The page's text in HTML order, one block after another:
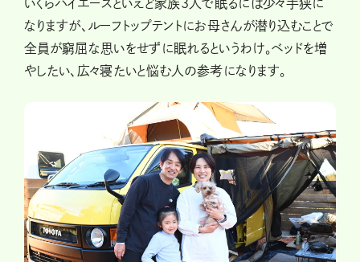
いくらハイエースといえど家族3人で眠るには少々手狭に
なりますが、ルーフトップテントにお母さんが潜り込むことで
全員が窮屈な思いをせずに眠れるというわけ。ベッドを増
やしたい、広々寝たいと悩む人の参考になります。